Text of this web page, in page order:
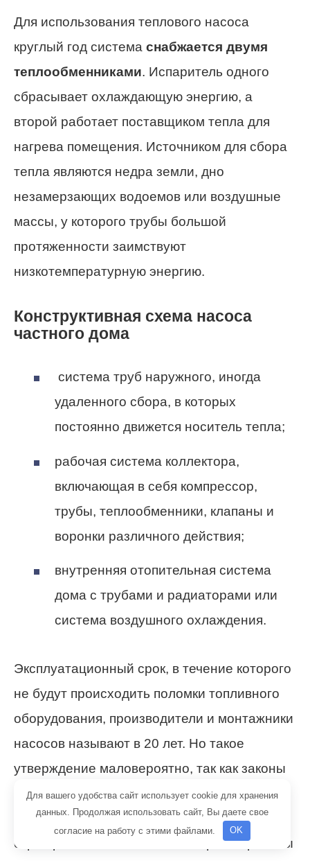
Для использования теплового насоса
круглый год система снабжается двумя
теплообменниками. Испаритель одного
сбрасывает охлаждающую энергию, а
второй работает поставщиком тепла для
нагрева помещения. Источником для сбора
тепла являются недра земли, дно
незамерзающих водоемов или воздушные
массы, у которого трубы большой
протяженности заимствуют
низкотемпературную энергию.
Конструктивная схема насоса
частного дома
система труб наружного, иногда
удаленного сбора, в которых
постоянно движется носитель тепла;
рабочая система коллектора,
включающая в себя компрессор,
трубы, теплообменники, клапаны и
воронки различного действия;
внутренняя отопительная система
дома с трубами и радиаторами или
система воздушного охлаждения.
Эксплуатационный срок, в течение которого
не будут происходить поломки топливного
оборудования, производители и монтажники
насосов называют в 20 лет. Но такое
утверждение маловероятно, так как законы
физики никто не отменял, а постоянно
трущиеся и двигающиеся части выйдут из
строя раньше. Оптимальным сроком работы
Для вашего удобства сайт использует cookie для хранения
данных. Продолжая использовать сайт, Вы даете свое
согласие на работу с этими файлами.
OK